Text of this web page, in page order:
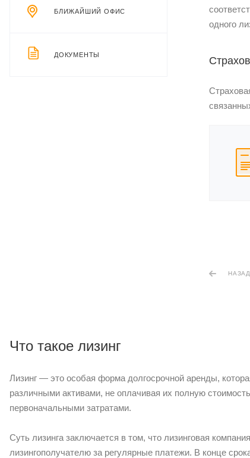
БЛИЖАЙШИЙ ОФИС
ДОКУМЕНТЫ
одного
Что такое лизинг
Лизинг — это особая форма долгосрочной аренды,
различными активами, не оплачивая их полную
первоначальными затратами.
Суть лизинга заключается в том, что лизинговая
лизингополучателю за регулярные платежи. В конце